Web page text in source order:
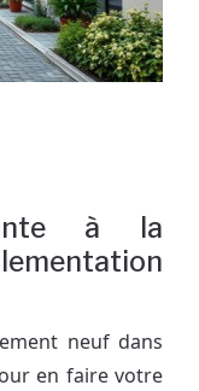
à la
neuf dans
en faire votre